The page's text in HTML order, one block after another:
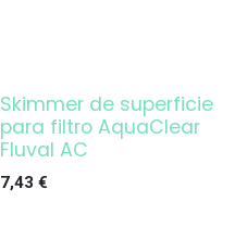
Skimmer de superficie
para filtro AquaClear
Fluval AC
7,43 €